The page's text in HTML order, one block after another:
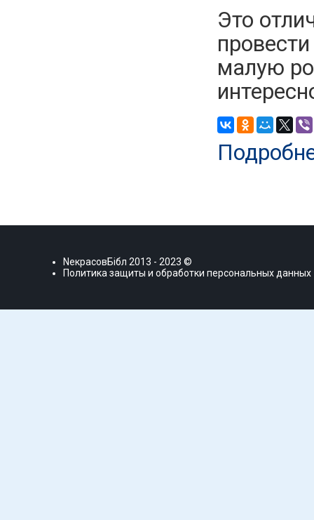
Это
малую
NекрасовБiбл 2013 - 2023 ©
Политика защиты и обработки персональных данных